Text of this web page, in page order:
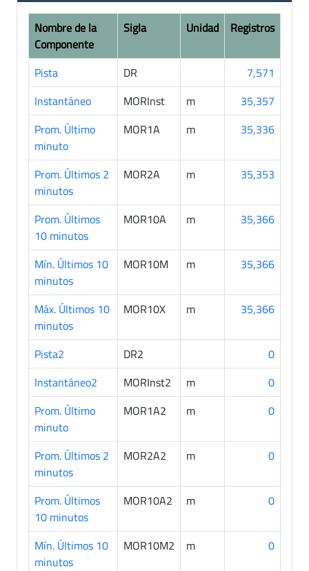
Nombre de la
Componente
Sigla Unidad Registros
Pista DR
7,571
Instantáneo
MORInst m
35,357
Prom. Último
minuto
MOR1A m 35,336
Prom. Últimos 2
minutos
MOR2A m 35,353
Prom. Últimos
10 minutos
MOR10A m 35,366
Mín. Últimos 10
minutos
MOR10M m 35,366
Máx. Últimos 10
minutos
MOR10X m 35,366
Pista2 DR2
0
Instantáneo2
MORInst2 m
0
Prom. Último
minuto
MOR1A2 m 0
Prom. Últimos 2
minutos
MOR2A2 m 0
Prom. Últimos
10 minutos
MOR10A2 m 0
Mín. Últimos 10
minutos
MOR10M2 m 0